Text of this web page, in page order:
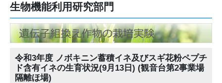
生物機能利用研究部門
令和3年度 ノボキニン蓄積イネ及びスギ花粉ペプチ
ド含有イネの生育状況(9月13日) (観音台第2事業場
隔離ほ場)